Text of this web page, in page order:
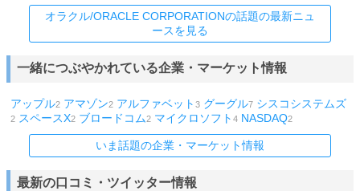
オラクル/ORACLE CORPORATIONの話題の最新ニュ
ースを見る
一緒につぶやかれている企業・マーケット情報
アップル2 アマゾン2 アルファベット 3 グーグル7 シスコシステムズ
2 スペースX2 ブロードコム2 マイクロソフト 4 NASDAQ2
いま話題の企業・マーケット情報
最新の口コミ・ツイッター情報